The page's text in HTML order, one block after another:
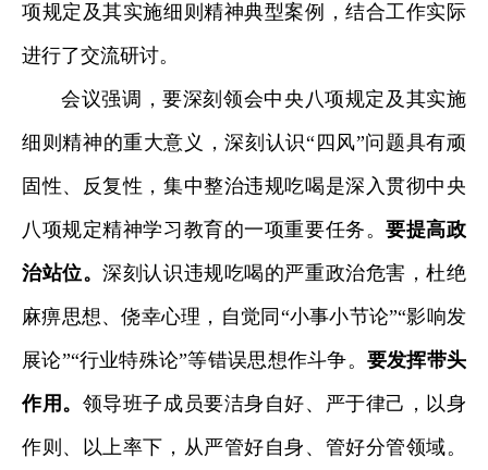
项规定及其实施细则精神典型案例，结合工作实际
进行了交流研讨。
会议强调，要深刻领会中央八项规定及其实施
细则精神的重大意义，深刻认识“四风”问题具有顽
固性、反复性，集中整治违规吃喝是深入贯彻中央
八项规定精神学习教育的一项重要任务。要提高政
治站位。深刻认识违规吃喝的严重政治危害，杜绝
麻痹思想、侥幸心理，自觉同“小事小节论”“影响发
展论”“行业特殊论”等错误思想作斗争。 要发挥带头
作用。 领导班子成员要洁身自好、严于律己，以身
作则、以上率下，从严管好自身、管好分管领域。